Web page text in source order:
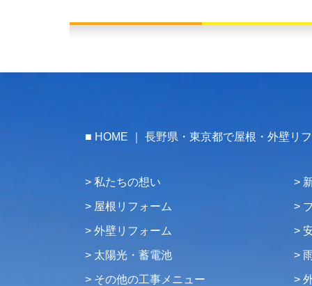
HOME ｜ 長野県・東京都で屋根・外壁リ
私たちの想い
屋根リフォーム
外壁リフォーム
太陽光・蓄電池
その他の工事メニュー